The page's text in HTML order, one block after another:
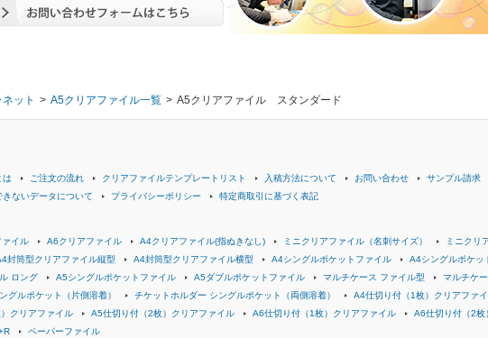
ット > A5クリアファイル一覧 > A5クリアファイル スタンダード
は ご注文の流れ クリアファイルテンプレートリスト 入稿方法について お問い合わせ
サンプル請求
ないデータについて プライバシーポリシー 特定商取引に基づく表記
イル A6クリアファイル A4クリアファイル(指ぬきなし) ミニクリアファイル（名刺サイズ）
ミニクリ
封筒型クリアファイル縦型 A4封筒型クリアファイル横型 A4シングルポケットファイル
A4シングルポケッ
ロング A5シングルポケットファイル A5ダブルポケットファイル マルチケース ファイル型
マルチケ
グルポケット（片側溶着） チケットホルダー シングルポケット（両側溶着）
A4仕切り付（1枚）クリアファ
クリアファイル A5仕切り付（2枚）クリアファイル A6仕切り付（1枚）クリアファイル
A6仕切り付（2枚
ペーパーファイル